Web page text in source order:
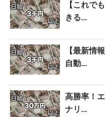
【これで
きる...
【最新情
自動...
高勝率！
ナリ...